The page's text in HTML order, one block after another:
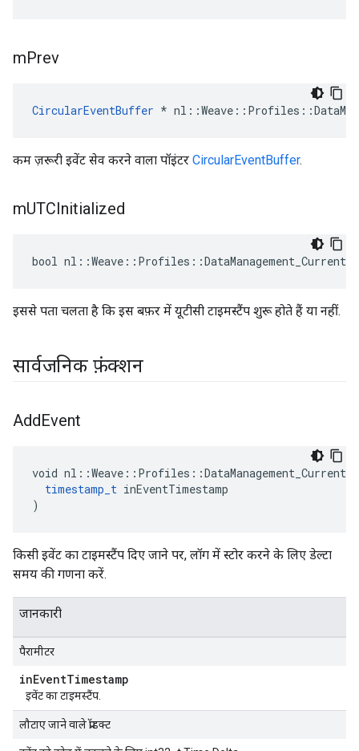
mPrev
CircularEventBuffer *
कम ज़रूरी इवेंट सेव करने वाला पॉइंटर CircularEventBuffer.
mUTCInitialized
bool
इससे पता चलता है कि इस बफ़र में यूटीसी टाइमस्टैंप शुरू होते हैं या नहीं.
सार्वजनिक फ़ंक्शन
AddEvent
void
timestamp_t inEventTimestamp
)
किसी इवेंट का टाइमस्टैंप दिए जाने पर, लॉग में स्टोर करने के लिए डेल्टा
समय की गणना करें.
जानकारी
पैरामीटर
inEventTimestamp
इवेंट का टाइमस्टैंप.
लौटाए जाने वाले प्रॉडक्ट